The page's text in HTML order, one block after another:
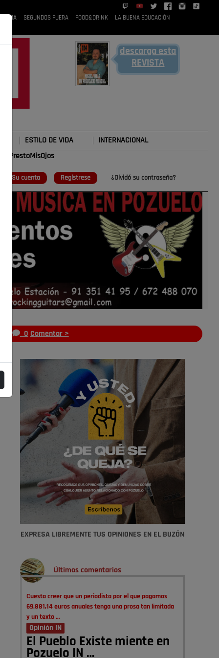
RUBIA SEGUNDOS FUERA FOOD&DRINK
LA BUENA EDUCACIÓN
descarga esta
REVISTA
ESTILO DE VIDA INTERNACIONAL
#TePrestoMisOjos
Su cuenta Regístrese ¿Olvidó su contraseña?
0 Comentar >
EXPRESA LIBREMENTE TUS OPINIONES EN EL BUZÓN
Últimos comentarios
Cuesta creer que un periodista por el que pagamos
69.881,14 euros anuales tenga una prosa tan limitada
y un texto …
Opinión IN
El Pueblo Existe miente en
Pozuelo IN …